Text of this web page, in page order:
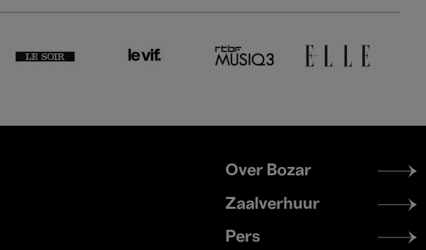
Footer
menu
Over Bozar
Zaalverhuur
Pers